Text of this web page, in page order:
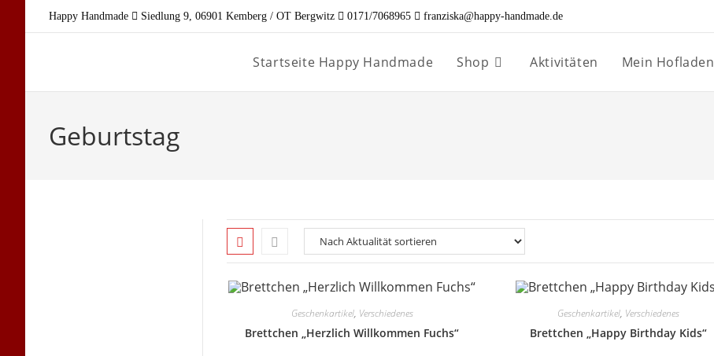
Inhalt
Happy Handmade Siedlung 9, 06901 Kemberg / OT Bergwitz 0171/7068965 franziska@happy-handmade.de
Startseite Happy Handmade Shop Aktivitäten Mein Hofladen
Geburtstag
Geschenkartikel, Verschiedenes
Brettchen „Herzlich Willkommen Fuchs“
Geschenkartikel, Verschiedenes
Brettchen „Happy Birthday Kids“